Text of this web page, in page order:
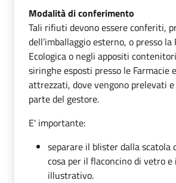
Modalità di conferimento
Tali rifiuti devono essere conferiti,
dell’imballaggio esterno, o presso
Ecologica o negli appositi
siringhe esposti presso le Farmacie
attrezzati, dove vengono prelevati
parte del gestore.
E' importante:
separare il blister dalla scatola
cosa per il flaconcino di vetro
illustrativo.